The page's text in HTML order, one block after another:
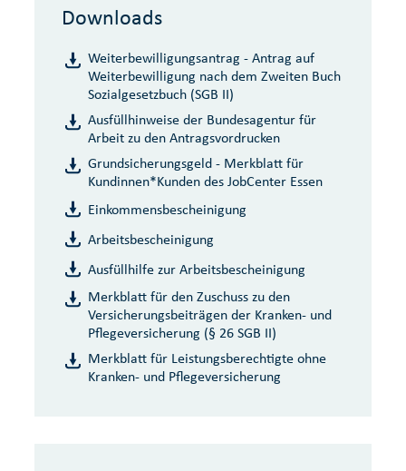
Downloads
Weiterbewilligungsantrag - Antrag auf
Weiterbewilligung nach dem Zweiten Buch
Sozialgesetzbuch (SGB II)
Ausfüllhinweise der Bundesagentur für
Arbeit zu den Antragsvordrucken
Grundsicherungsgeld - Merkblatt für
Kundinnen*Kunden des JobCenter Essen
Einkommensbescheinigung
Arbeitsbescheinigung
Ausfüllhilfe zur Arbeitsbescheinigung
Merkblatt für den Zuschuss zu den
Versicherungsbeiträgen der Kranken- und
Pflegeversicherung (§ 26 SGB II)
Merkblatt für Leistungsberechtigte ohne
Kranken- und Pflegeversicherung